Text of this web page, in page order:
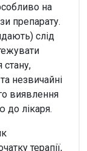
на
препарату.
слід
стану,
незвичайні
виявлення
до лікаря.
терапії,